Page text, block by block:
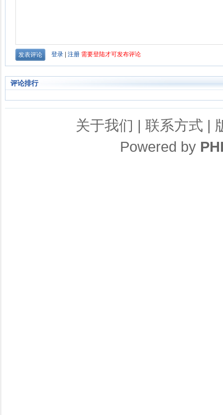
评论排行
关于我们 | 联系方式 |
Powered by